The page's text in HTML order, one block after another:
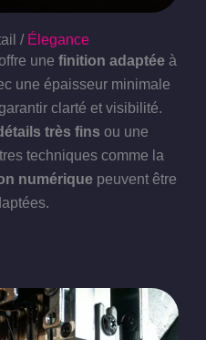
/ Élegance
une finition adaptéeà
une épaisseur minimale
clarté et visibilité.
très fins ou une
techniques comme la
numériquepeuvent être